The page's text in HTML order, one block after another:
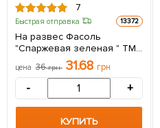
7
Быстрая отправка 13372
На развес Фасоль
"Спаржевая зеленая " ТМ
"Весна" цена за 15г
цена 36грн 31.68 грн
- +
КУПИТЬ